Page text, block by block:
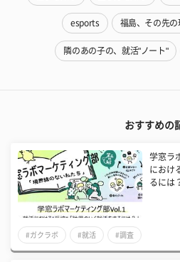
esports 福島、その先の
隣のあの子の、就活"ノート"
おすすめの
学窓ラ
におけ
るには
#ガクラボ #就活 #調査